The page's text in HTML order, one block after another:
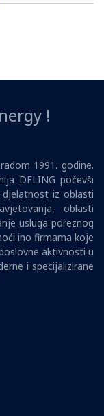
!
1991. godine.
DELING počevši
iz oblasti
oblasti
usluga poreznog
ino firmama koje
aktivnosti u
i specijalizirane